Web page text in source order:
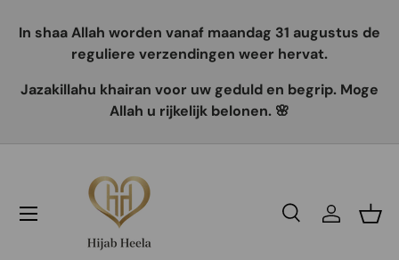
In shaa Allah worden vanaf maandag 31 augustus de
reguliere verzendingen weer hervat.
Jazakillahu khairan voor uw geduld en begrip. Moge
Allah u rijkelijk belonen. 🌸
Recherche
Se